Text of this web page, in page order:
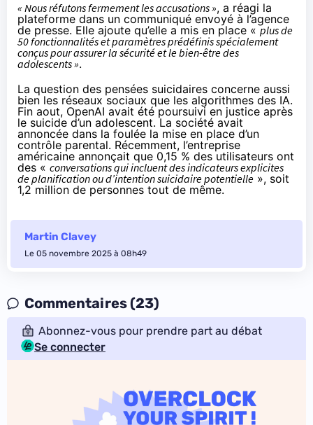
« Nous réfutons fermement les accusations », a réagi la
plateforme dans un communiqué envoyé à l’agence
de presse. Elle ajoute qu’elle a mis en place «plus de
50 fonctionnalités et paramètres prédéfinis spécialement
conçus pour assurer la sécurité et le bien-être des
adolescents ».
La question des pensées suicidaires concerne aussi
bien les réseaux sociaux que les algorithmes des IA.
Fin aout, OpenAI avait étépoursuivi en justice après
le suicide d’un adolescent. La société avait
annoncée dans la foulée la mise en place d’un
contrôle parental. Récemment, l’entreprise
américaine annonçait que 0,15 % des utilisateurs ont
des « conversations qui incluent des indicateurs explicites
de planification ou d’intention suicidaire potentielle », soit
1,2 million de personnes tout de même.
Martin Clavey
Le 05 novembre 2025 à 08h49
Commentaires (23)
Abonnez-vous pour prendre part au débat
Se connecter